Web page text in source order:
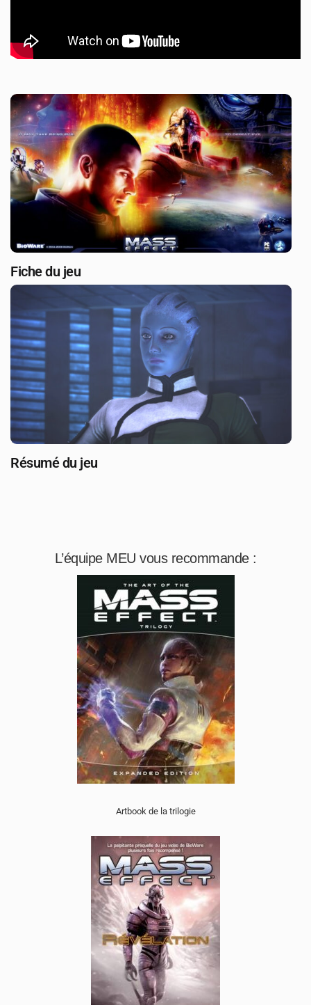
Fiche du jeu
Résumé du jeu
L’équipe MEU vous recommande :
Artbook de la trilogie